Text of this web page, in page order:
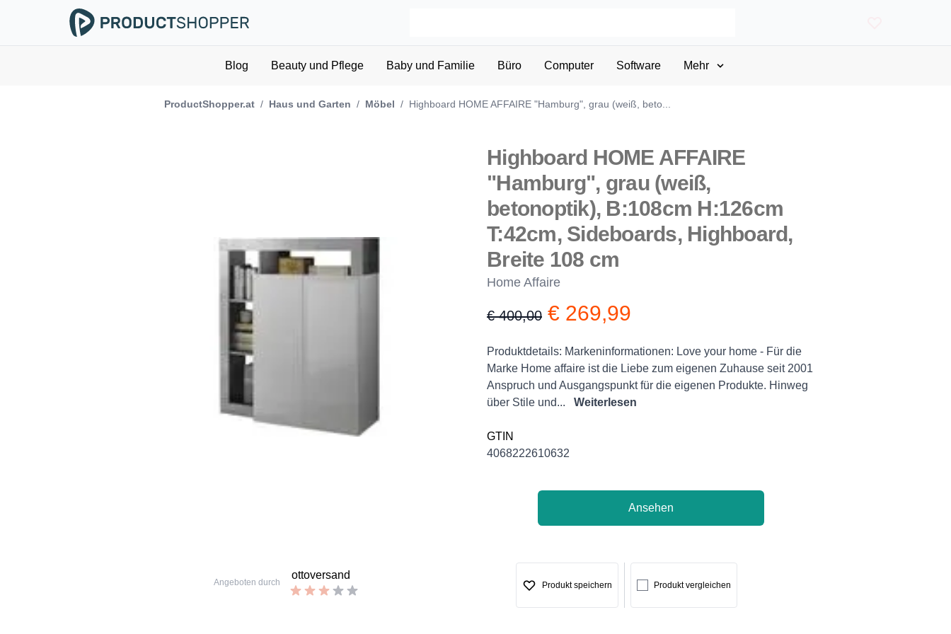
Blog Beauty und Pflege Baby und Familie Büro Computer Software Mehr
ProductShopper.at / Haus und Garten / Möbel / Highboard HOME AFFAIRE "Hamburg", grau (weiß, beto...
Highboard HOME AFFAIRE
"Hamburg", grau (weiß,
betonoptik), B:108cm H:126cm
T:42cm, Sideboards, Highboard,
Breite 108 cm
Home Affaire
Product information
€ 400,00 € 269,99
Description
Produktdetails: Markeninformationen: Love your home - Für die
Marke Home affaire ist die Liebe zum eigenen Zuhause seit 2001
Anspruch und Ausgangspunkt für die eigenen Produkte. Hinweg
über Stile und...
Weiterlesen
GTIN
4068222610632
Ansehen
Angeboten durch
ottoversand
Produkt speichern Produkt vergleichen